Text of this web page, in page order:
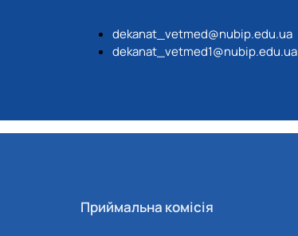
dekanat_vetmed@nubip.edu.ua
dekanat_vetmed1@nubip.edu.ua
Приймальна комісія